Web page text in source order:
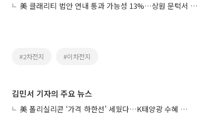
美 클래리티 법안 연내 통과 가능성 13%…상원 문턱서 제동
#2차전지 #이차전지
김민서 기자의 주요 뉴스
美 폴리실리콘 ‘가격 하한선’ 세웠다…K태양광 수혜 기대